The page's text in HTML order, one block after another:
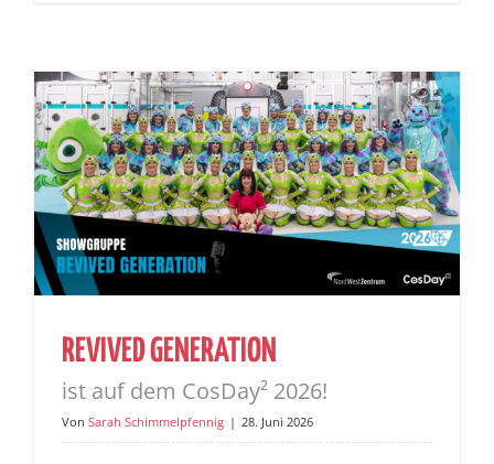
REVIVED GENERATION
ist auf dem CosDay² 2026!
Von Sarah Schimmelpfennig | 28. Juni 2026